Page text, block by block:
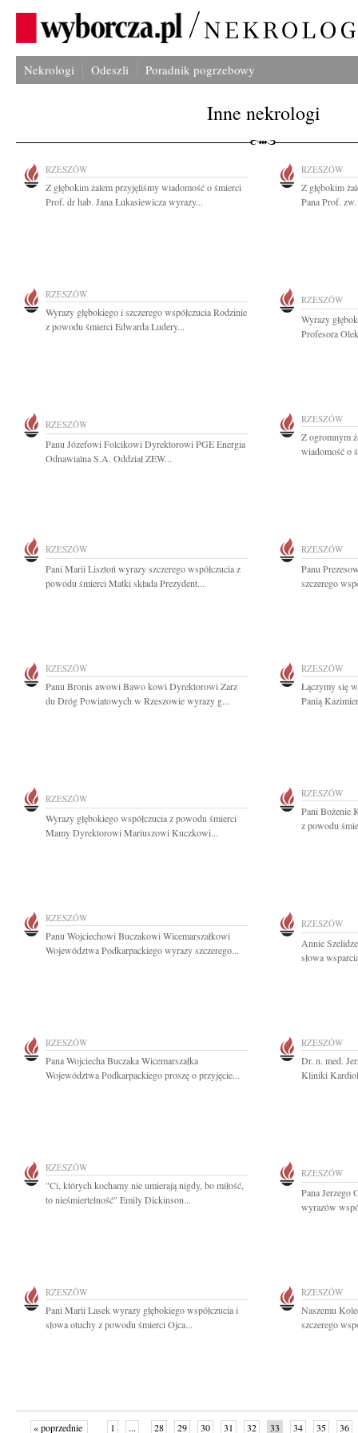
Nekrologi Odeszli Poradnik pogrzebowy
Inne nekrologi
RZESZÓW
Z głębokim żalem przyjęliśmy wiadomość o śmierci
Prof. dr hab. Jana Łukasiewicza wyrazy...
RZESZÓW
Z głębokim
Pana Prof.
RZESZÓW
Wyrazy głębokiego i szczerego współczucia Rodzinie
z powodu śmierci Edwarda Ludery...
RZESZÓW
Wyrazy
Profesora
RZESZÓW
Panu Józefowi Folcikowi Dyrektorowi PGE Energia
Odnawialna S.A. Oddział ZEW...
RZESZÓW
Z ogromnym
wiadomość o
RZESZÓW
Pani Marii Lisztoń wyrazy szczerego współczucia z
powodu śmierci Matki składa Prezydent...
RZESZÓW
Panu
szczerego
RZESZÓW
Panu Bronis awowi Bawo kowi Dyrektorowi Zarz
du Dróg Powiatowych w Rzeszowie wyrazy g...
RZESZÓW
Łączymy się
Panią
RZESZÓW
Wyrazy głębokiego współczucia z powodu śmierci
Mamy Dyrektorowi Mariuszowi Kuczkowi...
RZESZÓW
Pani Bożenie
z powodu
RZESZÓW
Panu Wojciechowi Buczakowi Wicemarszałkowi
Województwa Podkarpackiego wyrazy szczerego...
RZESZÓW
Annie
słowa
RZESZÓW
Pana Wojciecha Buczaka Wicemarszałka
Województwa Podkarpackiego proszę o przyjęcie...
RZESZÓW
Dr. n. med.
Kliniki
RZESZÓW
"Ci, których kochamy nie umierają nigdy, bo miłość,
to nieśmiertelność" Emily Dickinson...
RZESZÓW
Pana Jerzego
wyrazów
RZESZÓW
Pani Marii Lasek wyrazy głębokiego współczucia i
słowa otuchy z powodu śmierci Ojca...
RZESZÓW
Naszemu
szczerego
« poprzednie 1 ... 28 29 30 31 32 33 34 35 36